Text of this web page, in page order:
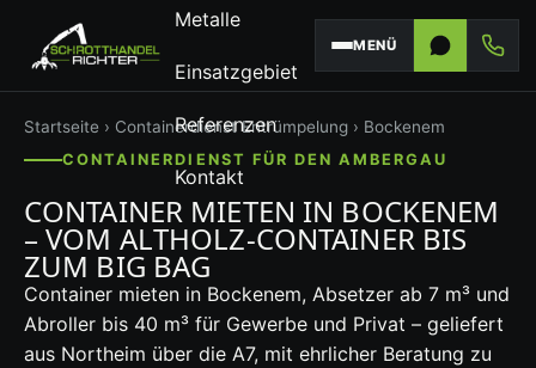
Metalle
Einsatzgebiet
Referenzen
Kontakt
MENÜ
Startseite › Containerdienst Entrümpelung › Bockenem
CONTAINERDIENST FÜR DEN AMBERGAU
CONTAINER MIETEN IN BOCKENEM
– VOM ALTHOLZ-CONTAINER BIS
ZUM BIG BAG
Container mieten in Bockenem, Absetzer ab 7 m³ und
Abroller bis 40 m³ für Gewerbe und Privat – geliefert
aus Northeim über die A7, mit ehrlicher Beratung zu